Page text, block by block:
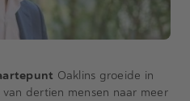
Oaklins groeide in
dertien mensen naar meer